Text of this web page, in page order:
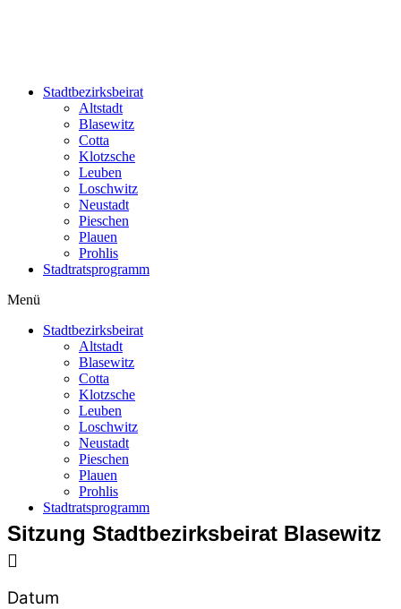
Stadtbezirksbeirat
Altstadt
Blasewitz
Cotta
Klotzsche
Leuben
Loschwitz
Neustadt
Pieschen
Plauen
Prohlis
Stadtratsprogramm
Menü
Stadtbezirksbeirat
Altstadt
Blasewitz
Cotta
Klotzsche
Leuben
Loschwitz
Neustadt
Pieschen
Plauen
Prohlis
Stadtratsprogramm
Sitzung Stadtbezirksbeirat Blasewitz
Datum